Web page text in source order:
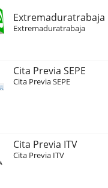
Extremaduratrabaja
Extremaduratrabaja
Cita Previa SEPE
Cita Previa SEPE
Cita Previa ITV
Cita Previa ITV